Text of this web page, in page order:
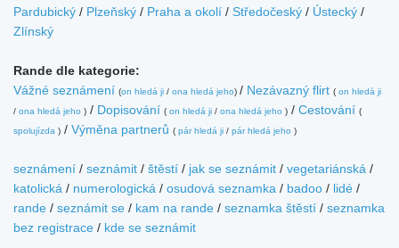
Pardubický / Plzeňský / Praha a okolí / Středočeský / Ústecký /
Zlínský
Rande dle kategorie:
Vážné seznámení (on hledá ji / ona hledá jeho) / Nezávazný flirt ( on hledá ji
/ ona hledá jeho ) / Dopisování ( on hledá ji / ona hledá jeho ) / Cestování (
spolujízda ) / Výměna partnerů ( pár hledá ji / pár hledá jeho )
seznámení / seznámit / štěstí / jak se seznámit / vegetariánská /
katolická / numerologická / osudová seznamka / badoo / lidé /
rande / seznámit se / kam na rande / seznamka štěstí / seznamka
bez registrace / kde se seznámit